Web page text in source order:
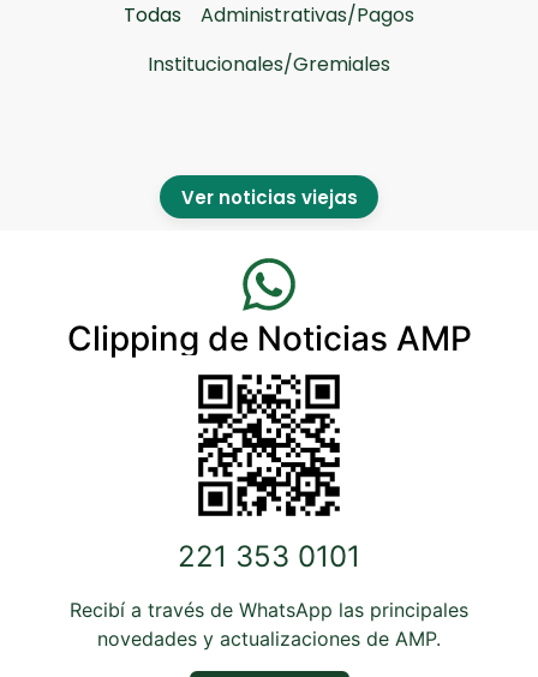
Administrativas/Pagos
Institucionales/Gremiales
Todas
Ver noticias viejas
Clipping de Noticias AMP
221 353 0101
Recibí a través de WhatsApp las principales
novedades y actualizaciones de AMP.